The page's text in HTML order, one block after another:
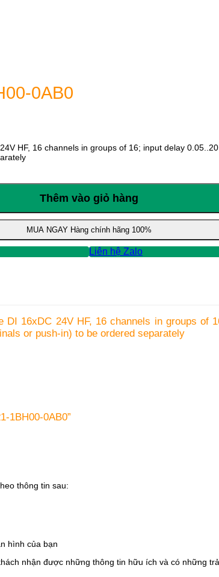
0AB0
HF, 16 channels in groups of 16; input delay
Thêm vào giỏ hàng
MUA NGAY Hàng chính hãng 100%
Liên hệ Zalo
DI 16xDC 24V HF, 16 channels in groups of
or push-in) to be ordered separately
1BH00-0AB0”
thông tin sau:
hình của bạn
nhận được những thông tin hữu ích và có những